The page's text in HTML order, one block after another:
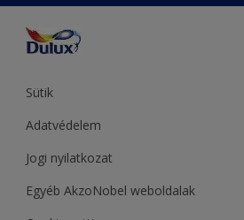
Hammerite
Sadolin
Sütik
Adatvédelem
Jogi nyilatkozat
Egyéb AkzoNobel weboldalak